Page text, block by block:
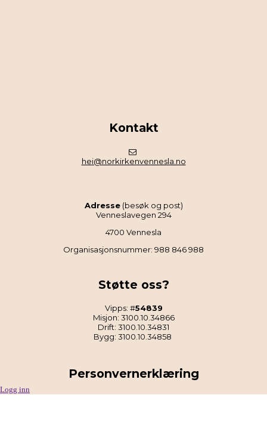
Kontakt
hei@norkirkenvennesla.no
Adresse(besøk og post)
Venneslavegen 294
4700 Vennesla
Organisasjonsnummer: 988 846 988
Støtte oss?
Vipps: #54839
Misjon: 3100.10.34866
Drift: 3100.10.34831
Bygg: 3100.10.34858
Personvernerklæring
Les Norkirken Vennesla sin personvernerklæring.
Logg inn